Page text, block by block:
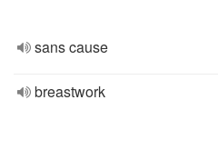
sans cause
breastwork